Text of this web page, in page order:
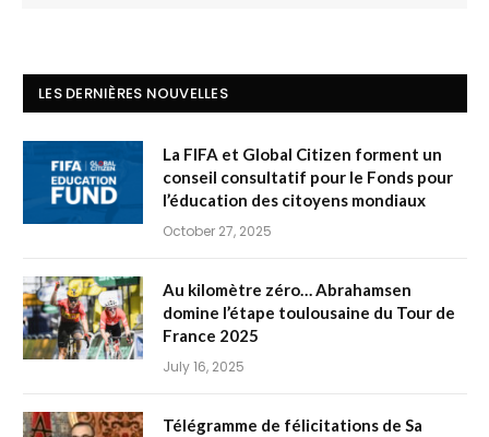
LES DERNIÈRES NOUVELLES
La FIFA et Global Citizen forment un
conseil consultatif pour le Fonds pour
l’éducation des citoyens mondiaux
October 27, 2025
Au kilomètre zéro… Abrahamsen
domine l’étape toulousaine du Tour de
France 2025
July 16, 2025
Télégramme de félicitations de Sa